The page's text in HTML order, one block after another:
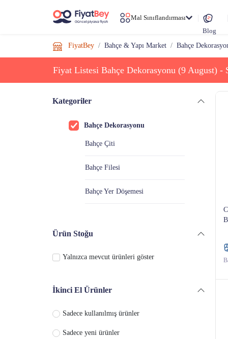
Mal Sınıflandırması
Blog
FiyatBey
Bahçe & Yapı Market Bahçe
Fiyat Listesi Bahçe Dekorasyonu (9 August) -
Kategoriler
Bahçe Dekorasyonu
Bahçe Çiti
Bahçe Filesi
Bahçe Yer Döşemesi
Bahçe Takımı
Havuz Kenar Ekipmanları
Ürün Stoğu
Yalnızca mevcut ürünleri göster
İkinci El Ürünler
Sadece kullanılmış ürünler
Sadece yeni ürünler